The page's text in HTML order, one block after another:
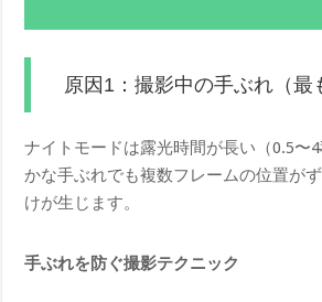
原因1：撮影中の手ぶれ（最
ナイトモードは露光時間が長い（0.5〜
かな手ぶれでも複数フレームの位置が
けが生じます。
手ぶれを防ぐ撮影テクニック